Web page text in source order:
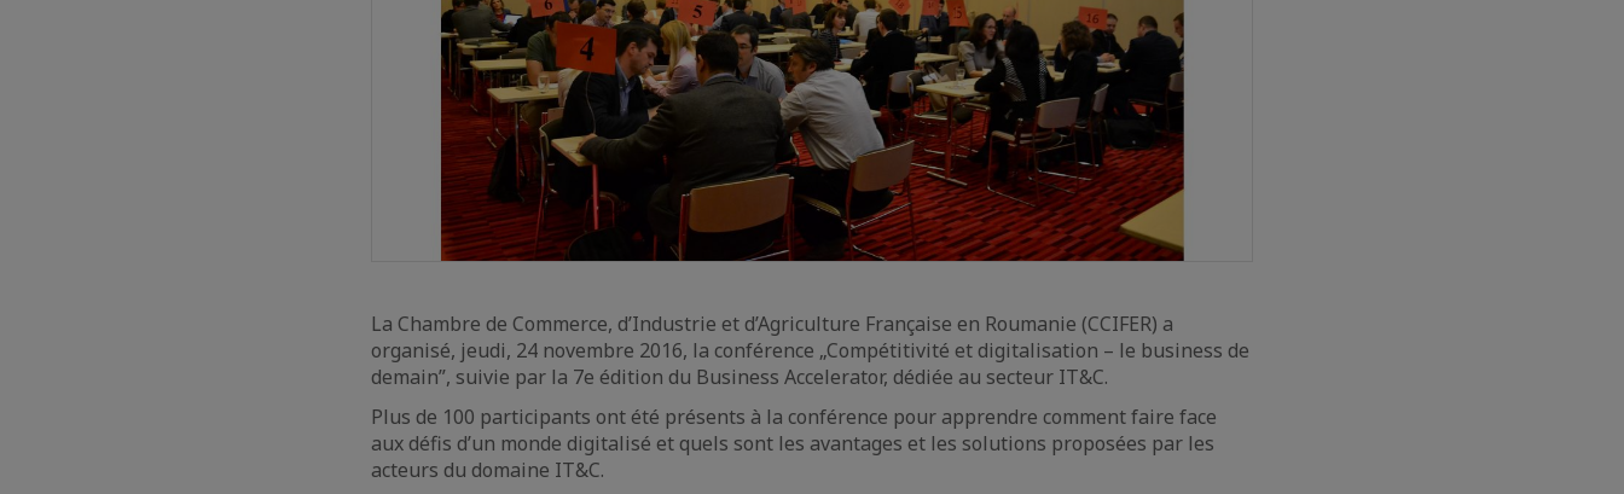
La Chambre de Commerce, d’Industrie et d’Agriculture Française en Roumanie (CCIFER) a
organisé, jeudi, 24 novembre 2016, la conférence „Compétitivité et digitalisation – le business de
demain”, suivie par la 7e édition du Business Accelerator, dédiée au secteur IT&C.
Plus de 100 participants ont été présents à la conférence pour apprendre comment faire face
aux défis d’un monde digitalisé et quels sont les avantages et les solutions proposées par les
acteurs du domaine IT&C.